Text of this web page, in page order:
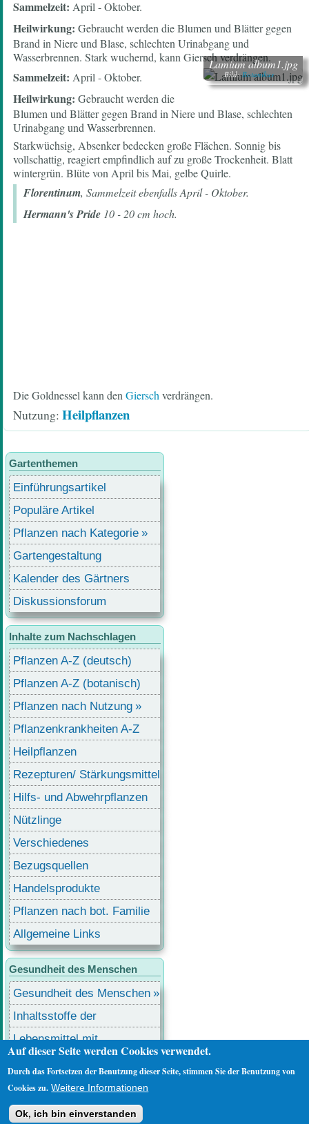
Sammelzeit: April - Oktober.
Heilwirkung: Gebraucht werden die Blumen und Blätter gegen
Brand in Niere und Blase, schlechten Urinabgang und
Wasserbrennen. Stark wuchernd, kann Giersch verdrängen.
Lamium album1.jpg
Bild:Botanikus
Sammelzeit: April - Oktober.
Heilwirkung: Gebraucht werden die
Blumen und Blätter gegen Brand in Niere und Blase, schlechten
Urinabgang und Wasserbrennen.
Starkwüchsig, Absenker bedecken große Flächen. Sonnig bis
vollschattig, reagiert empfindlich auf zu große Trockenheit. Blatt
wintergrün. Blüte von April bis Mai, gelbe Quirle.
Florentinum, Sammelzeit ebenfalls April - Oktober.
Hermann's Pride 10 - 20 cm hoch.
Die Goldnessel kann den Giersch verdrängen.
Nutzung Heilpflanzen
Gartenthemen
Einführungsartikel
Populäre Artikel
Pflanzen nach Kategorie
Gartengestaltung
Kalender des Gärtners
Diskussionsforum
Inhalte zum Nachschlagen
Pflanzen A-Z (deutsch)
Pflanzen A-Z (botanisch)
Pflanzen nach Nutzung
Pflanzenkrankheiten A-Z
Heilpflanzen
Rezepturen/ Stärkungsmittel
Hilfs- und Abwehrpflanzen
Nützlinge
Verschiedenes
Bezugsquellen
Handelsprodukte
Pflanzen nach bot. Familie
Allgemeine Links
Gesundheit des Menschen
Gesundheit des Menschen
Inhaltsstoffe der
Lebensmittel
Lebensmittel mit
Benutzermenü
Auf dieser Seite werden Cookies verwendet.
Durch das Fortsetzen der Benutzung dieser Seite, stimmen Sie der Benutzung von
Cookies zu. Weitere Informationen
Ok, ich bin einverstanden